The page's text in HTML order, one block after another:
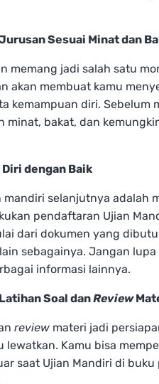
Sesuai Minat dan
memang jadi salah satu
akan membuat kamu
kemampuan diri. Sebelum
minat, bakat, dan
dengan Baik
mandiri selanjutnya adalah
pendaftaran Ujian
dari dokumen yang
sebagainya. Jangan
informasi lainnya.
Soal danReview
review materi jadi
lewatkan. Kamu bisa
saat Ujian Mandiri di